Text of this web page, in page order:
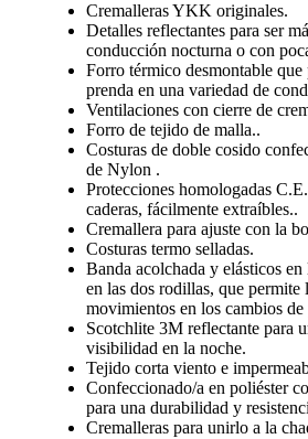
Cremalleras YKK originales.
Detalles reflectantes para ser
conducción nocturna o con
Forro térmico desmontable
prenda en una variedad de
Ventilaciones con cierre de
Forro de tejido de malla..
Costuras de doble cosido
de Nylon .
Protecciones homologadas
caderas, fácilmente extraíbles..
Cremallera para ajuste con la
Costuras termo selladas.
Banda acolchada y elásticos
en las dos rodillas, que permite
movimientos en los cambios
Scotchlite 3M reflectante para
visibilidad en la noche.
Tejido corta viento e
Confeccionado/a en poliéster
para una durabilidad y
Cremalleras para unirlo a la